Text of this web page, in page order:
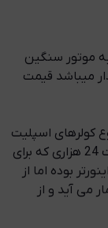
, معروف به موتور سنگین
میباشد قیمت
, از نوع کولرهای اسپلیت
یا همان دیواری است و با توجه به میزان ظرفیت 24 هزاری که برای
بوده اما از
می آید و از